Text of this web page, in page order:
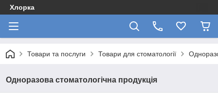
Хлорка
Товари та послуги Товари для стоматології
Одноразова стоматологічна продукція